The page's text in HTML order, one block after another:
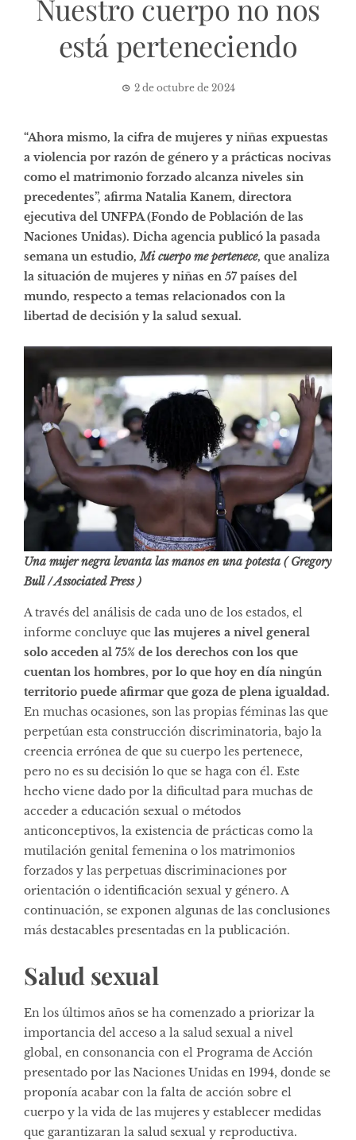
Nuestro cuerpo no nos
está perteneciendo
2 de octubre de 2024
“Ahora mismo, la cifra de mujeres y niñas expuestas
a violencia por razón de género y a prácticas nocivas
como el matrimonio forzado alcanza niveles sin
precedentes”, afirma Natalia Kanem, directora
ejecutiva del UNFPA (Fondo de Población de las
Naciones Unidas). Dicha agencia publicó la pasada
semana un estudio, Mi cuerpo me pertenece, que analiza
la situación de mujeres y niñas en 57 países del
mundo, respecto a temas relacionados con la
libertad de decisión y la salud sexual.
Una mujer negra levanta las manos en una potesta ( Gregory
Bull / Associated Press )
A través del análisis de cada uno de los estados, el
informe concluye que las mujeres a nivel general
solo acceden al 75% de los derechos con los que
cuentan los hombres, por lo que hoy en día ningún
territorio puede afirmar que goza de plena igualdad.
En muchas ocasiones, son las propias féminas las que
perpetúan esta construcción discriminatoria, bajo la
creencia errónea de que su cuerpo les pertenece,
pero no es su decisión lo que se haga con él. Este
hecho viene dado por la dificultad para muchas de
acceder a educación sexual o métodos
anticonceptivos, la existencia de prácticas como la
mutilación genital femenina o los matrimonios
forzados y las perpetuas discriminaciones por
orientación o identificación sexual y género. A
continuación, se exponen algunas de las conclusiones
más destacables presentadas en la publicación.
Salud sexual
En los últimos años se ha comenzado a priorizar la
importancia del acceso a la salud sexual a nivel
global, en consonancia con el Programa de Acción
presentado por las Naciones Unidas en 1994, donde se
proponía acabar con la falta de acción sobre el
cuerpo y la vida de las mujeres y establecer medidas
que garantizaran la salud sexual y reproductiva.